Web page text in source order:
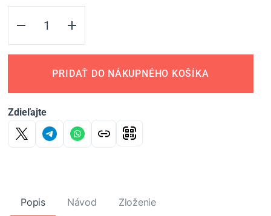
PRIDAŤ DO NÁKUPNÉHO KOŠÍKA
Zdieľajte
Popis Návod Zloženie